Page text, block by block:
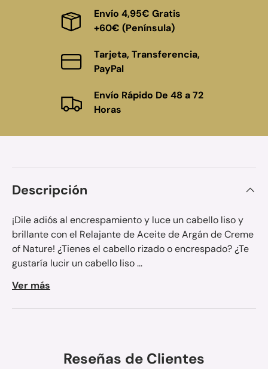
Envío 4,95€ Gratis
+60€ (Península)
Tarjeta, Transferencia,
PayPal
Envío Rápido De 48 a 72
Horas
Descripción
¡Dile adiós al encrespamiento y luce un cabello liso y
brillante con el Relajante de Aceite de Argán de Creme
of Nature! ¿Tienes el cabello rizado o encrespado? ¿Te
gustaría lucir un cabello liso ...
Ver más
Reseñas de Clientes